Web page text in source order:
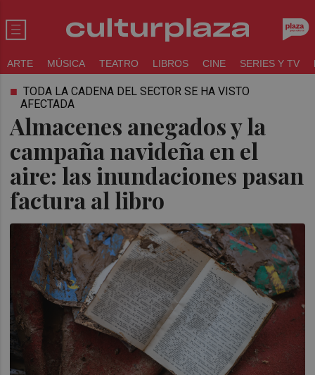
ARTE MÚSICA TEATRO LIBROS CINE SERIES Y TV
Almacenes anegados y la
campaña navideña en el
aire: las inundaciones pasan
factura al libro
TODA LA CADENA DEL SECTOR SE HA VISTO
AFECTADA